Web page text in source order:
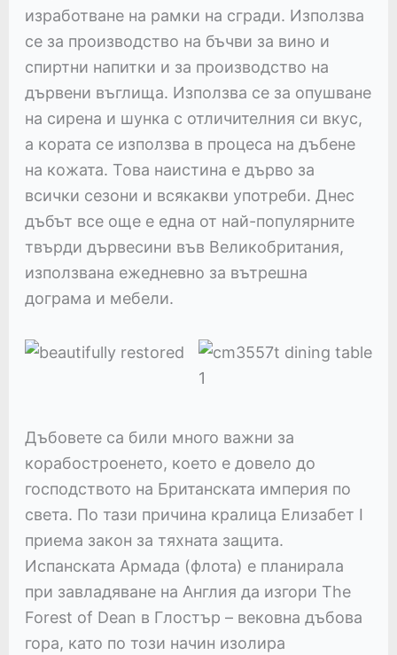
изработване на рамки на сгради. Използва
се за производство на бъчви за вино и
спиртни напитки и за производство на
дървени въглища. Използва се за опушване
на сирена и шунка с отличителния си вкус,
а кората се използва в процеса на дъбене
на кожата. Това наистина е дърво за
всички сезони и всякакви употреби. Днес
дъбът все още е една от най-популярните
твърди дървесини във Великобритания,
използвана ежедневно за вътрешна
дограма и мебели.
Дъбовете са били много важни за
корабостроенето, което е довело до
господството на Британската империя по
света. По тази причина кралица Елизабет I
приема закон за тяхната защита.
Испанската Армада (флота) е планирала
при завладяване на Англия да изгори The
Forest of Dean в Глостър – вековна дъбова
гора, като по този начин изолира